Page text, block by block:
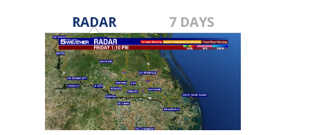
RADAR 7 DAYS